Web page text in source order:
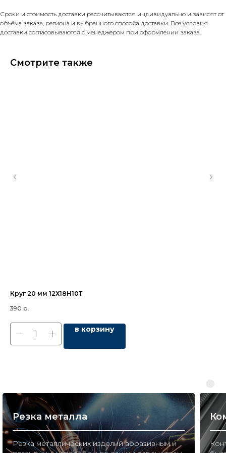
Сроки и стоимость доставки рассчитываются индивидуально и зависят от
объёма заказа, региона и выбранного способа доставки. Все условия
доставки согласовываются с менеджером при оформлении заказа.
Смотрите также
Круг 20 мм 12Х18Н10Т
390 р.
в корзину
Резка металла
Резка металлических изделий абразивным и